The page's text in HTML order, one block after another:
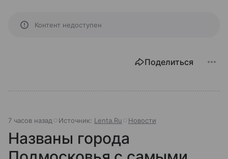
Контент недоступен
Поделиться
7 часов назад Источник: Lenta.Ru Новости
Названы города